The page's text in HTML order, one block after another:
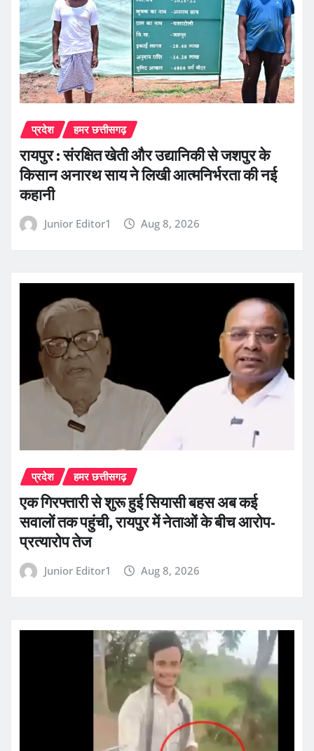
प्रदेश हमर छत्तीसगढ़
रायपुर : संरक्षित खेती और उद्यानिकी से जशपुर के
किसान अनारथ साय ने लिखी आत्मनिर्भरता की नई
कहानी
Junior Editor1 Aug 8, 2026
प्रदेश हमर छत्तीसगढ़
एक गिरफ्तारी से शुरू हुई सियासी बहस अब कई
सवालों तक पहुंची, रायपुर में नेताओं के बीच आरोप-
प्रत्यारोप तेज
Junior Editor1 Aug 8, 2026